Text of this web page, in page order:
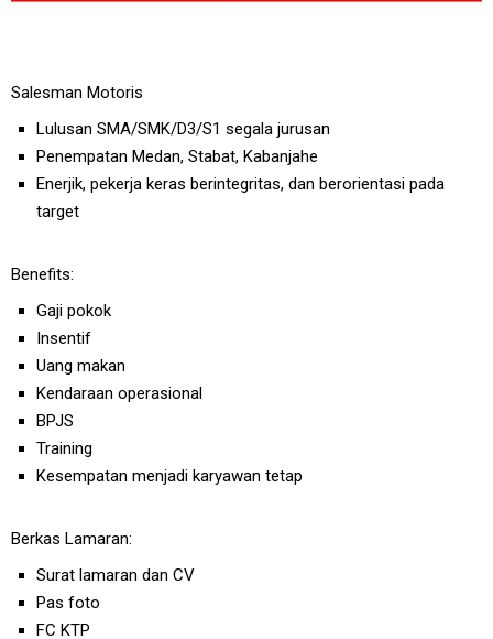
Salesman Motoris
Lulusan SMA/SMK/D3/S1 segala jurusan
Penempatan Medan, Stabat, Kabanjahe
Enerjik, pekerja keras berintegritas, dan berorientasi pada
target
Benefits:
Gaji pokok
Insentif
Uang makan
Kendaraan operasional
BPJS
Training
Kesempatan menjadi karyawan tetap
Berkas Lamaran:
Surat lamaran dan CV
Pas foto
FC KTP